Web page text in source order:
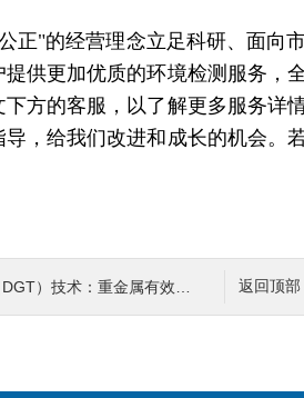
正"的经营理念立足科研、面向
供更加优质的环境检测服务，
方的客服，以了解更多服务详
，给我们改进和成长的机会。
返回顶部
金属有效态原位高分辨率监测与污染防控应用